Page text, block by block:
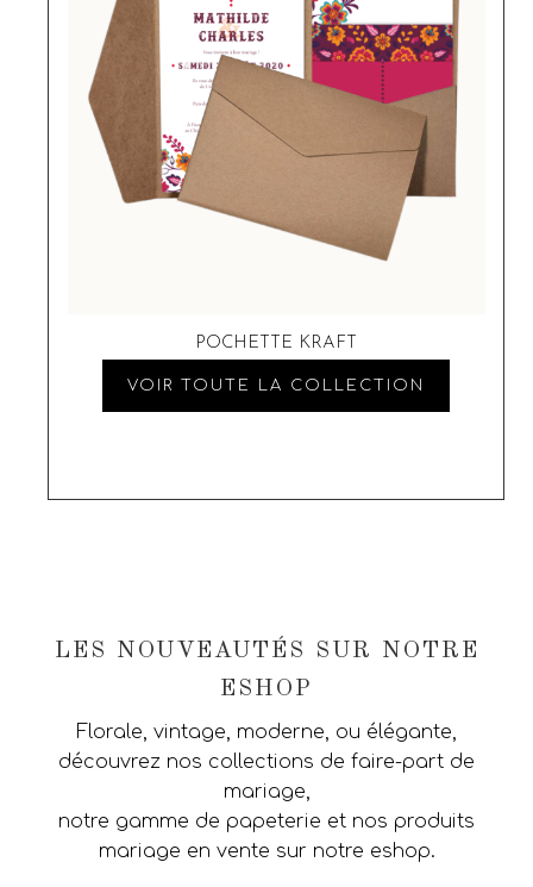
POCHETTE KRAFT
VOIR TOUTE LA COLLECTION
LES NOUVEAUTÉS SUR NOTRE
ESHOP
Florale, vintage, moderne, ou élégante,
découvrez nos collections de faire-part de
mariage,
notre gamme de papeterie et nos produits
mariage en vente sur notre eshop.